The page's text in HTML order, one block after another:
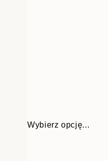
Wybierz opcję...